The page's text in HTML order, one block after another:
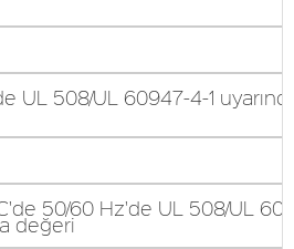
UL 508/UL 60947-4-1
50/60 Hz'de UL 508/UL
değeri